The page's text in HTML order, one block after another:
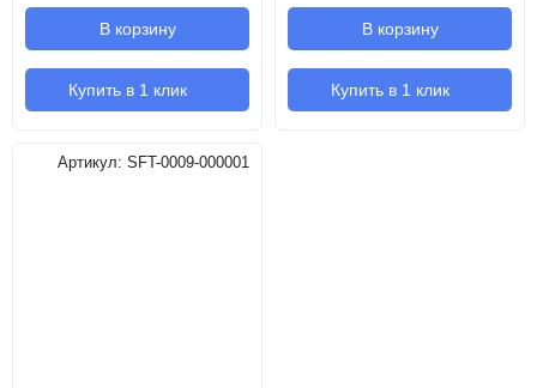
В корзину
Купить в 1 клик
В корзину
Купить в 1 клик
Артикул: SFT-0009-000001